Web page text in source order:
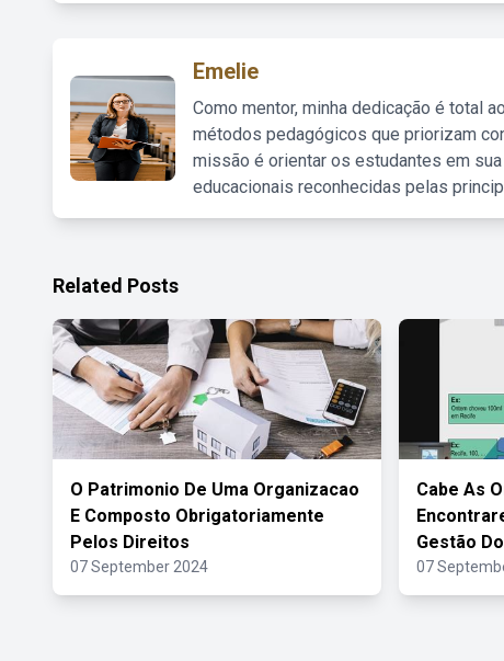
Emelie
Como mentor, minha dedicação é total
métodos pedagógicos que priorizam
missão é orientar os estudantes em
educacionais reconhecidas pelas
Related Posts
O Patrimonio De Uma Organizacao
E Composto Obrigatoriamente
Pelos Direitos
07 September 2024
Cabe As
Gestão
07